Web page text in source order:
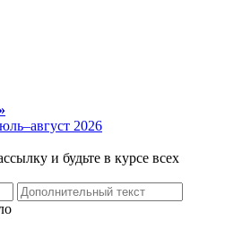
2026
и будьте в курсе всех